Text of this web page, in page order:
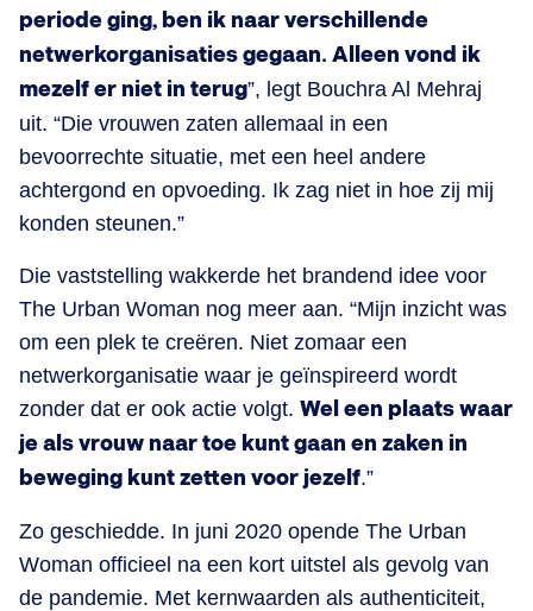
periode ging, ben ik naar verschillende
netwerkorganisaties gegaan. Alleen vond ik
mezelf er niet in terug”, legt Bouchra Al Mehraj
uit. “Die vrouwen zaten allemaal in een
bevoorrechte situatie, met een heel andere
achtergond en opvoeding. Ik zag niet in hoe zij mij
konden steunen.”
Die vaststelling wakkerde het brandend idee voor
The Urban Woman nog meer aan. “Mijn inzicht was
om een plek te creëren. Niet zomaar een
netwerkorganisatie waar je geïnspireerd wordt
zonder dat er ook actie volgt. Wel een plaats waar
je als vrouw naar toe kunt gaan en zaken in
beweging kunt zetten voor jezelf.”
Zo geschiedde. In juni 2020 opende The Urban
Woman officieel na een kort uitstel als gevolg van
de pandemie. Met kernwaarden als authenticiteit,